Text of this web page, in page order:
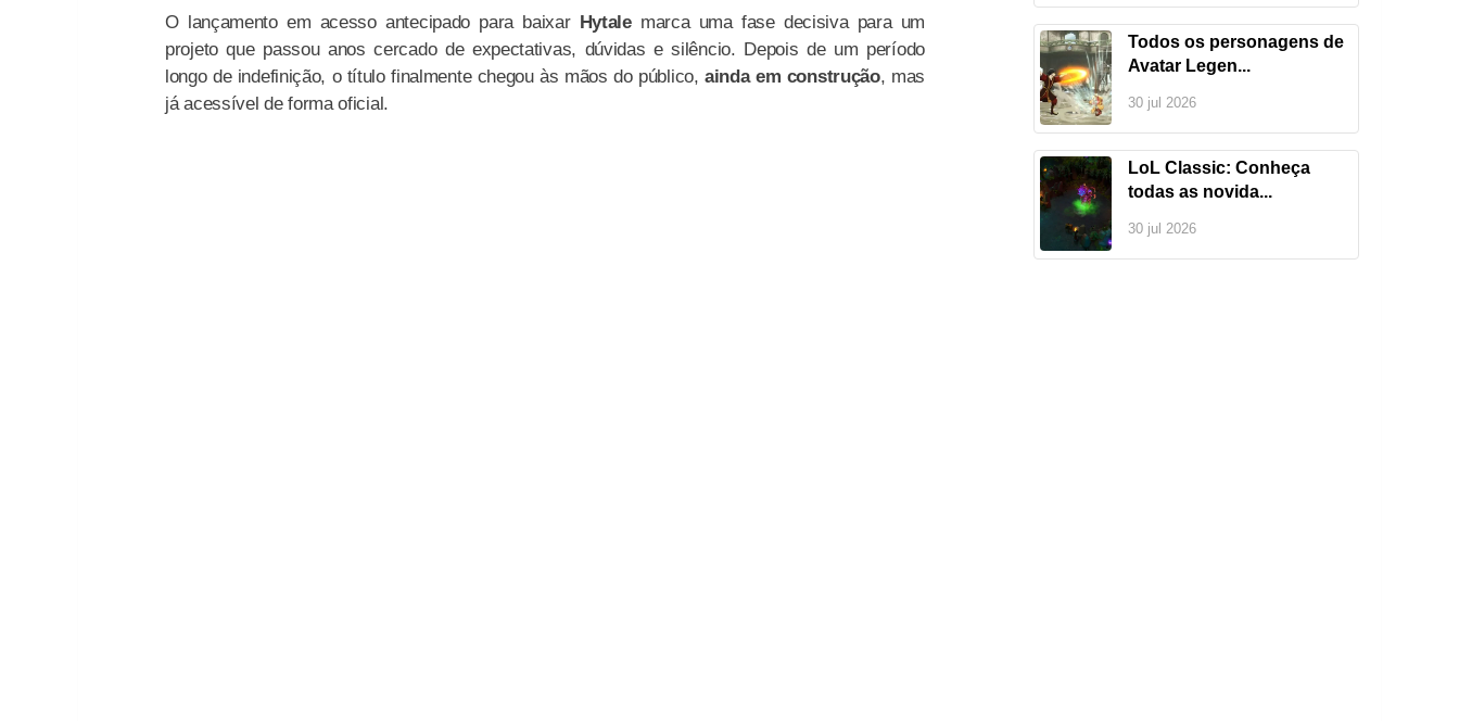
O lançamento em acesso antecipado para baixar Hytalemarca uma fase decisiva para um
projeto que passou anos cercado de expectativas, dúvidas e silêncio. Depois de um período
longo de indefinição, o título finalmente chegou às mãos do público, ainda em construção, mas
já acessível de forma oficial.
Todos os personagens de
Avatar Legen...
30 jul 2026
LoL Classic: Conheça
todas as novida...
30 jul 2026